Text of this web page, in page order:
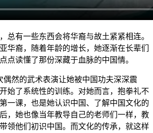
有一些东西会将华裔与故土紧紧相连。
华裔，随着年龄的增长，她逐渐在长辈们
点读懂了那份深藏于血脉的中国情。
然的武术表演让她被中国功夫深深震
始了系统性的训练。对她而言，抱拳礼不
一课，也是她认识中国、了解中国文化的
，她也像当年教导自己的老师们一样，教
领他们初识中国。而文化的传承，就这样